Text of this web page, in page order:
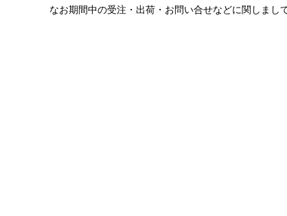
なお期間中の受注・出荷・お問い合せなどに関しまし